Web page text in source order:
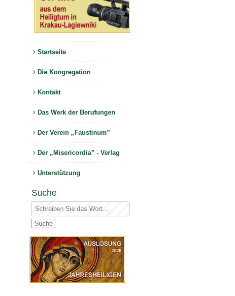
Startseite
Die Kongregation
Kontakt
Das Werk der Berufungen
Der Verein „Faustinum”
Der „Misericordia” - Verlag
Unterstützung
Suche